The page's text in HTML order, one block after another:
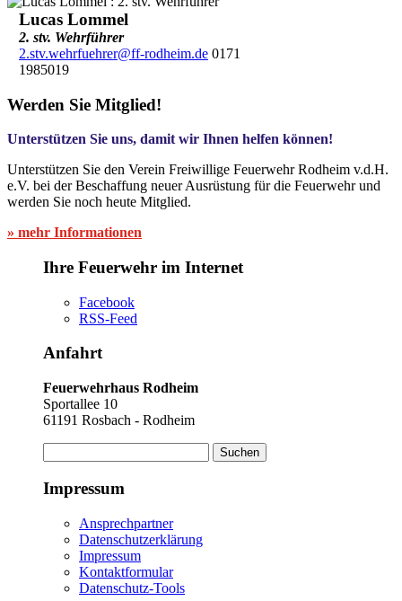
Lucas Lommel
2. stv. Wehrführer
2.stv.wehrfuehrer@ff-rodheim.de0171
1985019
Werden Sie Mitglied!
Unterstützen Sie uns, damit wir Ihnen helfen können!
Unterstützen Sie den Verein Freiwillige Feuerwehr Rodheim v.d.H.
e.V. bei der Beschaffung neuer Ausrüstung für die Feuerwehr und
werden Sie noch heute Mitglied.
» mehr Informationen
Ihre Feuerwehr im Internet
Facebook
RSS-Feed
Anfahrt
Feuerwehrhaus Rodheim
Sportallee 10
61191 Rosbach - Rodheim
nach:
Impressum
Ansprechpartner
Datenschutzerklärung
Impressum
Kontaktformular
Datenschutz-Tools